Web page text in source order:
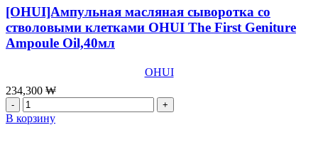
софтнер
(тоник)
для
лица
Advancer
Skin
Softner,150
мл
[OHUI]Ампульная масляная сыворотка со
стволовыми клетками OHUI The First Geniture
Ampoule Oil,40мл
OHUI
234,300 ₩
Количество
товара
[OHUI]Ампульная
В корзину